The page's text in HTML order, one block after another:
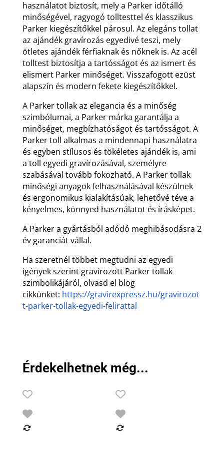
használatot biztosít, mely a Parker időtálló
minőségével, ragyogó tolltesttel és klasszikus
Parker kiegészítőkkel párosul. Az elegáns tollat
az ajándék gravírozás egyedivé teszi, mely
ötletes ajándék férfiaknak és nőknek is. Az acél
tolltest biztosítja a tartósságot és az ismert és
elismert Parker minőséget. Visszafogott ezüst
alapszín és modern fekete kiegészítőkkel.
A Parker tollak az elegancia és a minőség
szimbólumai, a Parker márka garantálja a
minőséget, megbízhatóságot és tartósságot. A
Parker toll alkalmas a mindennapi használatra
és egyben stílusos és tökéletes ajándék is, ami
a toll egyedi gravírozásával, személyre
szabásával tovább fokozható. A Parker tollak
minőségi anyagok felhasználásával készülnek
és ergonomikus kialakításúak, lehetővé téve a
kényelmes, könnyed használatot és írásképet.
A Parker a gyártásból adódó meghibásodásra 2
év garanciát vállal.
Ha szeretnél többet megtudni az egyedi
igények szerint gravírozott Parker tollak
szimbolikájáról, olvasd el blog
cikkünket: https://gravirexpressz.hu/gravirozot
t-parker-tollak-egyedi-felirattal
Érdekelhetnek még...